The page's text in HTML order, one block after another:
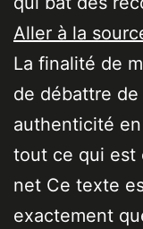
Aller à la
La finalité de
de débattre
authenticité
tout ce qui est
net Ce texte
exactement